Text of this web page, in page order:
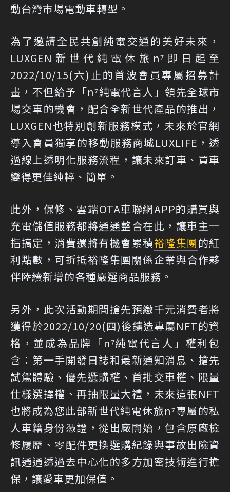
動台灣市場電動車轉型。
為了邀請全民共創純電交通的美好未來，
LUXGEN新世代純電休旅n⁷即日起至
2022/10/15(六)止的首波會員專屬招募計
畫，不但給予「n⁷純電代言人」領先全球市
場交車的機會，配合全新世代產品的推出，
LUXGEN也特別創新服務模式，未來於官網
導入會員獨享的移動服務商城LUXLIFE，透
過線上透明化服務流程，讓未來訂車、買車
變得更佳純粹、簡單。
此外，保修、雲端OTA車聯網APP的購買與
充電儲值服務都將通通整合在此，讓車主一
指搞定，消費還將有機會累積裕隆集團的紅
利點數，可折抵裕隆集團關係企業與合作夥
伴陸續新增的各種嚴選商品服務。
另外，此次活動期間搶先預繳千元消費者將
獲得於2022/10/20(四)後鑄造專屬NFT的資
格，並成為品牌「n⁷純電代言人」權利包
含：第一手開發日誌和最新通知消息、搶先
試駕體驗、優先選購權、首批交車權、限量
仕樣選擇權、再抽限量大禮，未來這張NFT
也將成為您此部新世代純電休旅n⁷專屬的私
人車籍身份憑證，從出廠開始，包含原廠檢
修履歷、零配件更換選購紀錄與事故出險資
訊通通透過去中心化的多方加密技術進行擔
保，讓愛車更加保值。